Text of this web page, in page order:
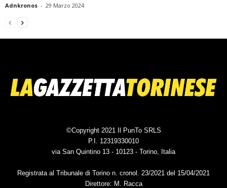
Adnkronos - 29 Marzo 2024
©Copyright 2021 Il PunTo SRLS
P.I. 12319330010
via San Quintino 13 - 10123 - Torino, Italia
Registrata al Tribunale di Torino n. cronol. 23/2021 del 15/04/2021
Direttore: M. Racca